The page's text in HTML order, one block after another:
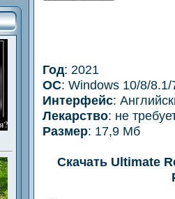
Год: 2021
OС: Windows 10/8/8.1/
Интерфейс:
Лекарство: не
Размер: 17,9 Мб
Скачать Ultimate